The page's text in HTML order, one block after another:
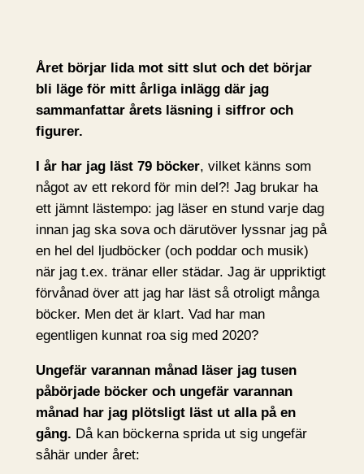
Året börjar lida mot sitt slut och det börjar
bli läge för mitt årliga inlägg där jag
sammanfattar årets läsning i siffror och
figurer.
I år har jag läst 79 böcker, vilket känns som
något av ett rekord för min del?! Jag brukar ha
ett jämnt lästempo: jag läser en stund varje dag
innan jag ska sova och därutöver lyssnar jag på
en hel del ljudböcker (och poddar och musik)
när jag t.ex. tränar eller städar. Jag är uppriktigt
förvånad över att jag har läst så otroligt många
böcker. Men det är klart. Vad har man
egentligen kunnat roa sig med 2020?
Ungefär varannan månad läser jag tusen
påbörjade böcker och ungefär varannan
månad har jag plötsligt läst ut alla på en
gång. Då kan böckerna sprida ut sig ungefär
såhär under året: